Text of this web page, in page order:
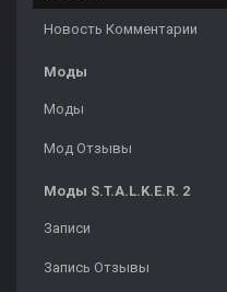
Новость Комментарии
Моды
Моды
Мод Отзывы
Моды S.T.A.L.K.E.R. 2
Записи
Запись Отзывы